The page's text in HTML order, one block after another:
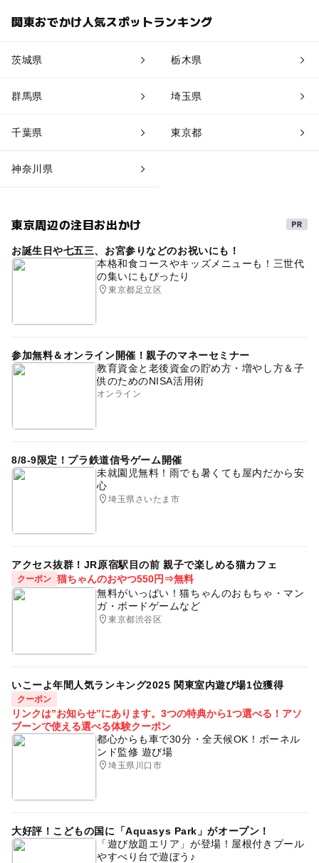
関東おでかけ人気スポットランキング
茨城県 栃木県
群馬県 埼玉県
千葉県 東京都
神奈川県
東京周辺の注目お出かけ
お誕生日や七五三、お宮参りなどのお祝いにも！
本格和食コースやキッズメニューも！三世代
の集いにもぴったり
東京都足立区
参加無料＆オンライン開催！親子のマネーセミナー
教育資金と老後資金の貯め方・増やし方＆子
供のためのNISA活用術
オンライン
8/8-9限定！プラ鉄道信号ゲーム開催
未就園児無料！雨でも暑くても屋内だから安
心
埼玉県さいたま市
アクセス抜群！JR原宿駅目の前 親子で楽しめる猫カフェ
クーポン 猫ちゃんのおやつ550円⇒無料
無料がいっぱい！猫ちゃんのおもちゃ・マン
ガ・ボードゲームなど
東京都渋谷区
いこーよ年間人気ランキング2025 関東室内遊び場1位獲得
クーポン
リンクは”お知らせ”にあります。3つの特典から1つ選べる！アソ
ブーンで使える選べる体験クーポン
都心からも車で30分・全天候OK！ボーネル
ンド監修 遊び場
埼玉県川口市
大好評！こどもの国に「Aquasys Park」がオープン！
「遊び放題エリア」が登場！屋根付きプール
やすべり台で遊ぼう♪